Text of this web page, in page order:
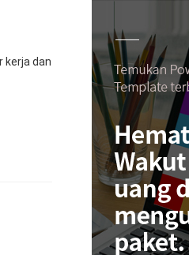
kerja dan